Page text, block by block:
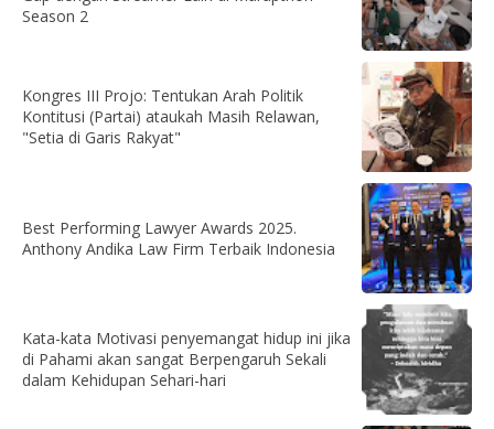
Season 2
Kongres III Projo: Tentukan Arah Politik
Kontitusi (Partai) ataukah Masih Relawan,
"Setia di Garis Rakyat"
Best Performing Lawyer Awards 2025.
Anthony Andika Law Firm Terbaik Indonesia
Kata-kata Motivasi penyemangat hidup ini jika
di Pahami akan sangat Berpengaruh Sekali
dalam Kehidupan Sehari-hari